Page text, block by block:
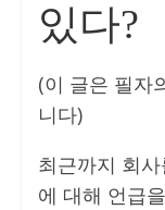
있다?
(이 글은 필자
니다)
최근까지 회
에 대해 언급